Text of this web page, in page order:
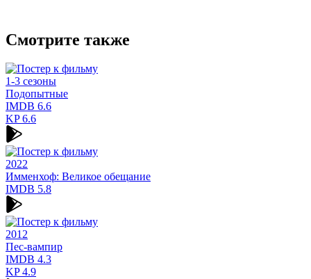
Смотрите также
1-3 сезоны
Подопытные
IMDB 6.6
KP6.6
2022
Имменхоф: Великое обещание
IMDB 5.8
2012
Пес-вампир
IMDB 4.3
KP4.9